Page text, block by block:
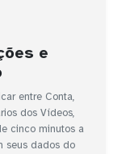
e
entre Conta,
dos Vídeos,
cinco minutos a
seus dados do